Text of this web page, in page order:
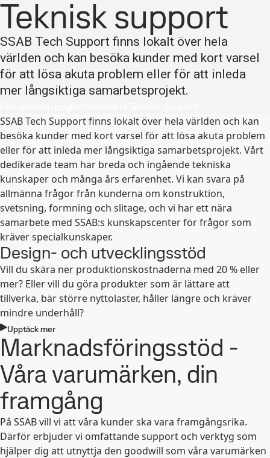
Teknisk support
SSAB Tech Support finns lokalt över hela
världen och kan besöka kunder med kort varsel
för att lösa akuta problem eller för att inleda
mer långsiktiga samarbetsprojekt.
SSAB Tech Support finns lokalt över hela världen och kan
besöka kunder med kort varsel för att lösa akuta problem
eller för att inleda mer långsiktiga samarbetsprojekt. Vårt
dedikerade team har breda och ingående tekniska
kunskaper och många års erfarenhet. Vi kan svara på
allmänna frågor från kunderna om konstruktion,
svetsning, formning och slitage, och vi har ett nära
samarbete med SSAB:s kunskapscenter för frågor som
kräver specialkunskaper.
Design- och utvecklingsstöd
Vill du skära ner produktionskostnaderna med 20 % eller
mer? Eller vill du göra produkter som är lättare att
tillverka, bär större nyttolaster, håller längre och kräver
mindre underhåll?
Upptäck mer
Marknadsföringsstöd -
Våra varumärken, din
framgång
På SSAB vill vi att våra kunder ska vara framgångsrika.
Därför erbjuder vi omfattande support och verktyg som
hjälper dig att utnyttja den goodwill som våra varumärken